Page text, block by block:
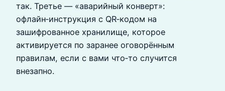
так. Третье — «аварийный конверт»:
офлайн‑инструкция с QR‑кодом на
зашифрованное хранилище, которое
активируется по заранее оговорённым
правилам, если с вами что‑то случится
внезапно.